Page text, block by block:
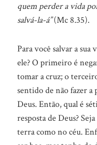
quem perder a vida
salvá-la-á”(Mc 8.35).
Para você salvar a sua
ele? O primeiro é
tomar a cruz; o
sentido de não fazer a
Deus. Então, qual é
resposta de Deus?
terra como no céu.